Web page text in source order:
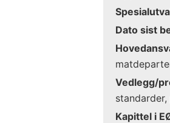
Dato sist
Vedlegg/
Kapittel i